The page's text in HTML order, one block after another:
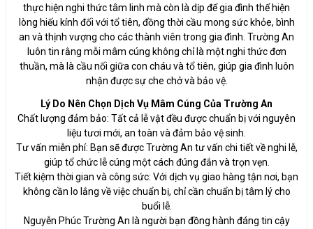
thực hiện nghi thức tâm linh mà còn là dịp để gia đình thể hiện
lòng hiếu kính đối với tổ tiên, đồng thời cầu mong sức khỏe, bình
an và thịnh vượng cho các thành viên trong gia đình. Trường An
luôn tin rằng mỗi mâm cúng không chỉ là một nghi thức đơn
thuần, mà là cầu nối giữa con cháu và tổ tiên, giúp gia đình luôn
nhận được sự che chở và bảo vệ.
Lý Do Nên Chọn Dịch Vụ Mâm Cúng Của Trường An
Chất lượng đảm bảo: Tất cả lễ vật đều được chuẩn bị với nguyên
liệu tươi mới, an toàn và đảm bảo vệ sinh.
Tư vấn miễn phí: Bạn sẽ được Trường An tư vấn chi tiết về nghi lễ,
giúp tổ chức lễ cúng một cách đúng đắn và trọn vẹn.
Tiết kiệm thời gian và công sức: Với dịch vụ giao hàng tận nơi, bạn
không cần lo lắng về việc chuẩn bị, chỉ cần chuẩn bị tâm lý cho
buổi lễ.
Nguyễn Phúc Trường An là người bạn đồng hành đáng tin cậy